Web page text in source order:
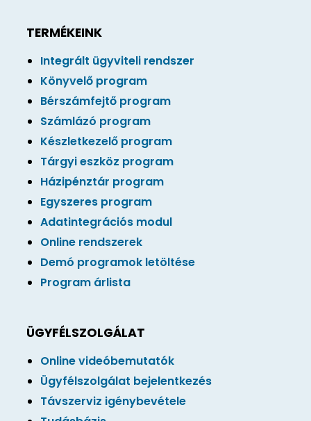
TERMÉKEINK
Integrált ügyviteli rendszer
Könyvelő program
Bérszámfejtő program
Számlázó program
Készletkezelő program
Tárgyi eszköz program
Házipénztár program
Egyszeres program
Adatintegrációs modul
Online rendszerek
Demó programok letöltése
Program árlista
ÜGYFÉLSZOLGÁLAT
Online videóbemutatók
Ügyfélszolgálat bejelentkezés
Távszerviz igénybevétele